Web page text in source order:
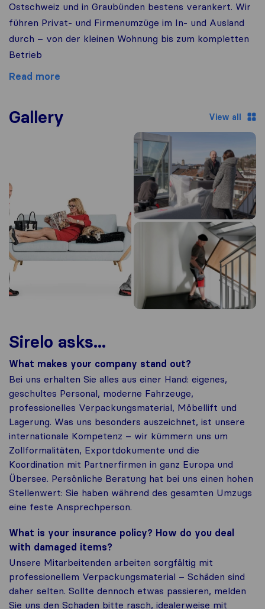
Ostschweiz und in Graubünden bestens verankert. Wir
führen Privat- und Firmenumzüge im In- und Ausland
durch – von der kleinen Wohnung bis zum kompletten
Betrieb
Read more
Gallery View all
Sirelo asks...
What makes your company stand out?
Bei uns erhalten Sie alles aus einer Hand: eigenes,
geschultes Personal, moderne Fahrzeuge,
professionelles Verpackungsmaterial, Möbellift und
Lagerung. Was uns besonders auszeichnet, ist unsere
internationale Kompetenz – wir kümmern uns um
Zollformalitäten, Exportdokumente und die
Koordination mit Partnerfirmen in ganz Europa und
Übersee. Persönliche Beratung hat bei uns einen hohen
Stellenwert: Sie haben während des gesamten Umzugs
eine feste Ansprechperson.
What is your insurance policy? How do you deal
with damaged items?
Unsere Mitarbeitenden arbeiten sorgfältig mit
professionellem Verpackungsmaterial – Schäden sind
daher selten. Sollte dennoch etwas passieren, melden
Sie uns den Schaden bitte rasch, idealerweise mit